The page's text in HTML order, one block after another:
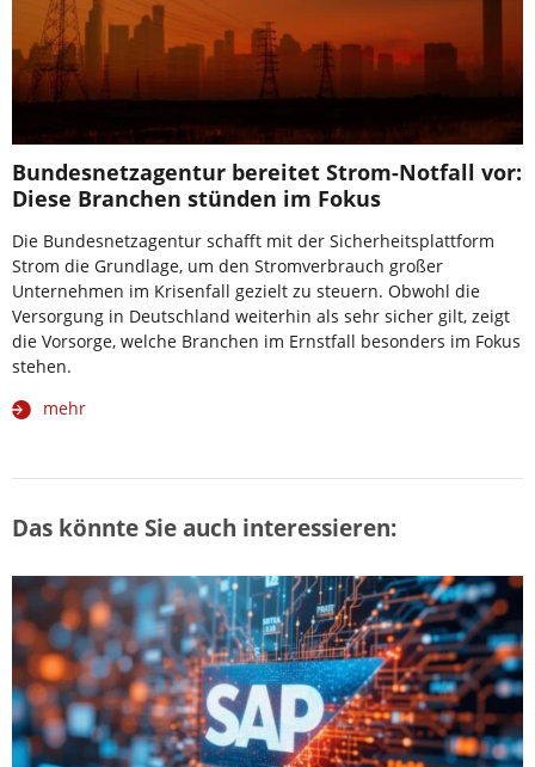
Bundesnetzagentur bereitet Strom-Notfall vor:
Diese Branchen stünden im Fokus
Die Bundesnetzagentur schafft mit der Sicherheitsplattform
Strom die Grundlage, um den Stromverbrauch großer
Unternehmen im Krisenfall gezielt zu steuern. Obwohl die
Versorgung in Deutschland weiterhin als sehr sicher gilt, zeigt
die Vorsorge, welche Branchen im Ernstfall besonders im Fokus
stehen.
mehr
Das könnte Sie auch interessieren: